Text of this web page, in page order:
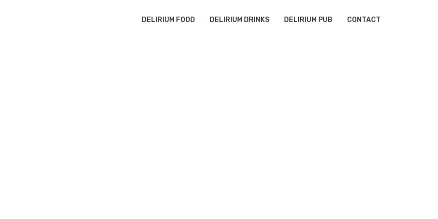
DELIRIUM FOOD DELIRIUM DRINKS DELIRIUM PUB CONTACT